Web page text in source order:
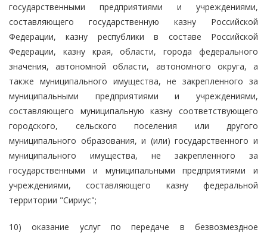
государственными предприятиями и учреждениями,
составляющего государственную казну Российской
Федерации, казну республики в составе Российской
Федерации, казну края, области, города федерального
значения, автономной области, автономного округа, а
также муниципального имущества, не закрепленного за
муниципальными предприятиями и учреждениями,
составляющего муниципальную казну соответствующего
городского, сельского поселения или другого
муниципального образования, и (или) государственного и
муниципального имущества, не закрепленного за
государственными и муниципальными предприятиями и
учреждениями, составляющего казну федеральной
территории "Сириус";
10) оказание услуг по передаче в безвозмездное